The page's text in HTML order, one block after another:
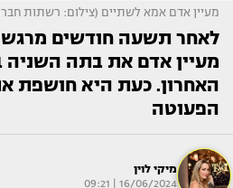
מעיין אדם אמא לשתיים (צילום: רשתות
לאחר תשעה חודשים
מעיין אדם את בתה השניה
האחרון. כעת היא חושפת
הפעוטה
מיקי לוין
16/06/2024 | 09:21